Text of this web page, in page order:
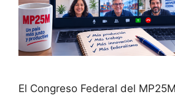
El Congreso Federal del